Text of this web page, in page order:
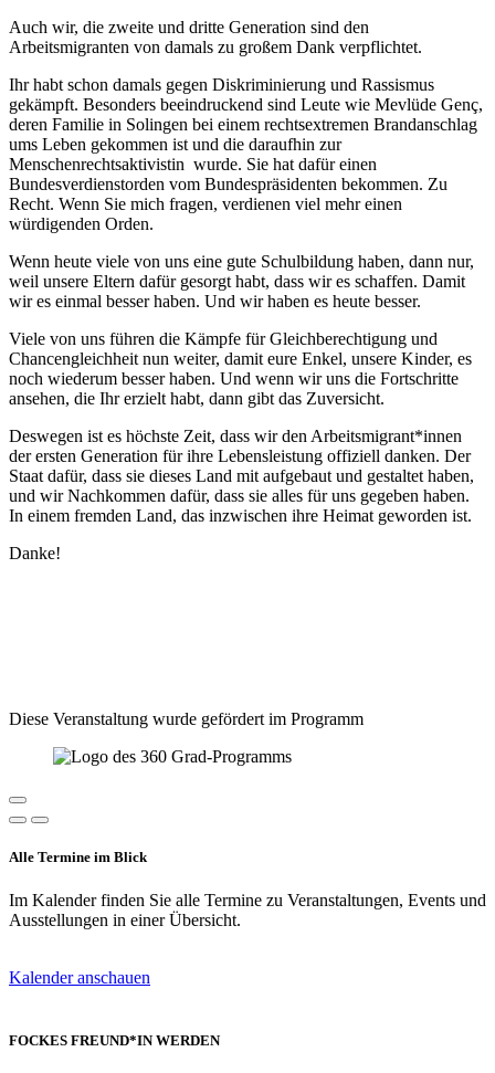
Auch wir, die zweite und dritte Generation sind den
Arbeitsmigranten von damals zu großem Dank verpflichtet.
Ihr habt schon damals gegen Diskriminierung und Rassismus
gekämpft. Besonders beeindruckend sind Leute wie Mevlüde Genç,
deren Familie in Solingen bei einem rechtsextremen Brandanschlag
ums Leben gekommen ist und die daraufhin zur
Menschenrechtsaktivistin wurde. Sie hat dafür einen
Bundesverdienstorden vom Bundespräsidenten bekommen. Zu
Recht. Wenn Sie mich fragen, verdienen viel mehr einen
würdigenden Orden.
Wenn heute viele von uns eine gute Schulbildung haben, dann nur,
weil unsere Eltern dafür gesorgt habt, dass wir es schaffen. Damit
wir es einmal besser haben. Und wir haben es heute besser.
Viele von uns führen die Kämpfe für Gleichberechtigung und
Chancengleichheit nun weiter, damit eure Enkel, unsere Kinder, es
noch wiederum besser haben. Und wenn wir uns die Fortschritte
ansehen, die Ihr erzielt habt, dann gibt das Zuversicht.
Deswegen ist es höchste Zeit, dass wir den Arbeitsmigrant*innen
der ersten Generation für ihre Lebensleistung offiziell danken. Der
Staat dafür, dass sie dieses Land mit aufgebaut und gestaltet haben,
und wir Nachkommen dafür, dass sie alles für uns gegeben haben.
In einem fremden Land, das inzwischen ihre Heimat geworden ist.
Danke!
Diese Veranstaltung wurde gefördert im Programm
Alle Termine im Blick
Im Kalender finden Sie alle Termine zu Veranstaltungen, Events und
Ausstellungen in einer Übersicht.
Kalender anschauen
FOCKES FREUND*IN WERDEN